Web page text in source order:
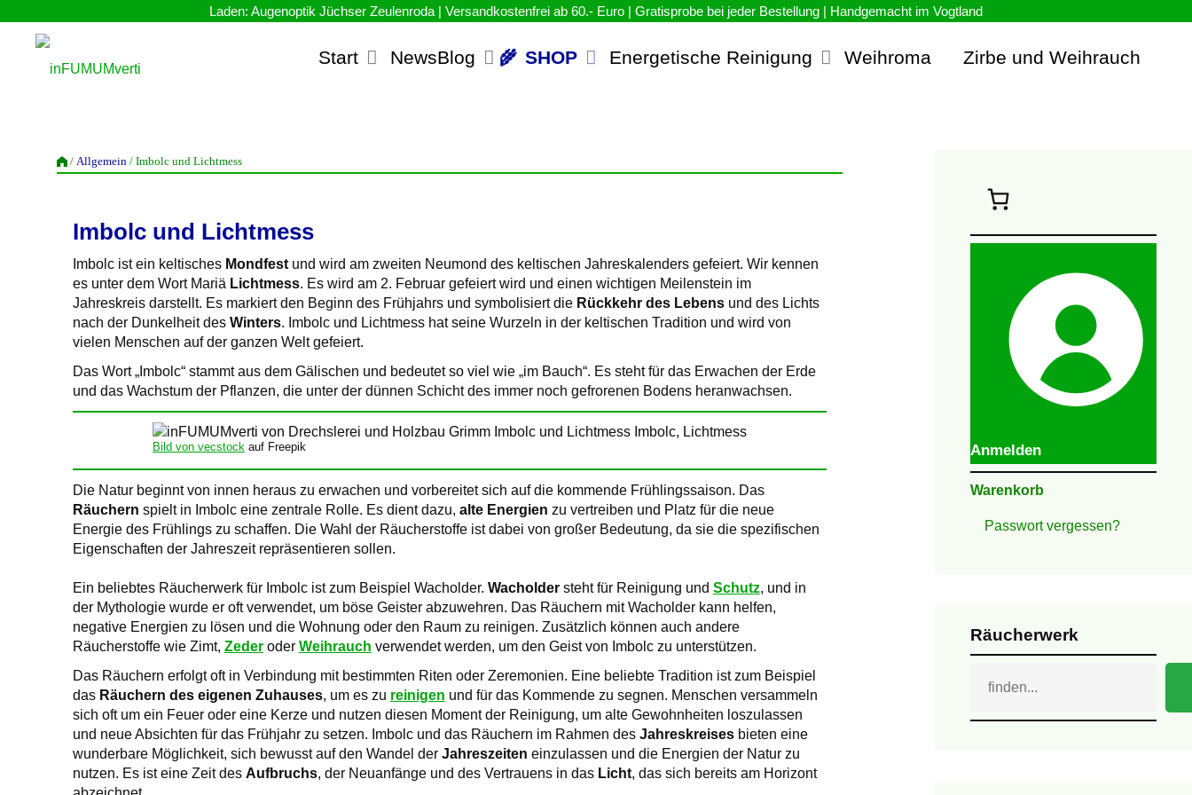
springen
Start NewsBlog SHOP Energetische Reinigung Weihroma Zirbe und Weihrauch
/ Allgemein / Imbolc und Lichtmess
Imbolc und Lichtmess
Imbolc ist ein keltisches Mondfestund wird am zweiten Neumond des keltischen Jahreskalenders gefeiert. Wir kennen
es unter dem Wort Mariä Lichtmess. Es wird am 2. Februar gefeiert wird und einen wichtigen Meilenstein im
Jahreskreis darstellt. Es markiert den Beginn des Frühjahrs und symbolisiert die Rückkehr des Lebensund des Lichts
nach der Dunkelheit des Winters. Imbolc und Lichtmess hat seine Wurzeln in der keltischen Tradition und wird von
vielen Menschen auf der ganzen Welt gefeiert.
Das Wort „Imbolc“ stammt aus dem Gälischen und bedeutet so viel wie „im Bauch“. Es steht für das Erwachen der Erde
und das Wachstum der Pflanzen, die unter der dünnen Schicht des immer noch gefrorenen Bodens heranwachsen.
Bild von vecstock auf Freepik
Die Natur beginnt von innen heraus zu erwachen und vorbereitet sich auf die kommende Frühlingssaison. Das
Räuchern spielt in Imbolc eine zentrale Rolle. Es dient dazu, alte Energien zu vertreiben und Platz für die neue
Energie des Frühlings zu schaffen. Die Wahl der Räucherstoffe ist dabei von großer Bedeutung, da sie die spezifischen
Eigenschaften der Jahreszeit repräsentieren sollen.
Ein beliebtes Räucherwerk für Imbolc ist zum Beispiel Wacholder. Wacholdersteht für Reinigung und Schutz, und in
der Mythologie wurde er oft verwendet, um böse Geister abzuwehren. Das Räuchern mit Wacholder kann helfen,
negative Energien zu lösen und die Wohnung oder den Raum zu reinigen. Zusätzlich können auch andere
Räucherstoffe wie Zimt, Zederoder Weihrauch verwendet werden, um den Geist von Imbolc zu unterstützen.
Das Räuchern erfolgt oft in Verbindung mit bestimmten Riten oder Zeremonien. Eine beliebte Tradition ist zum Beispiel
das Räuchern des eigenen Zuhauses, um es zu reinigen und für das Kommende zu segnen. Menschen versammeln
sich oft um ein Feuer oder eine Kerze und nutzen diesen Moment der Reinigung, um alte Gewohnheiten loszulassen
und neue Absichten für das Frühjahr zu setzen. Imbolc und das Räuchern im Rahmen des Jahreskreisesbieten eine
wunderbare Möglichkeit, sich bewusst auf den Wandel der Jahreszeiten einzulassen und die Energien der Natur zu
nutzen. Es ist eine Zeit des Aufbruchs, der Neuanfänge und des Vertrauens in das Licht, das sich bereits am Horizont
Anmelden
Warenkorb
Passwort vergessen?
Räucherwerk